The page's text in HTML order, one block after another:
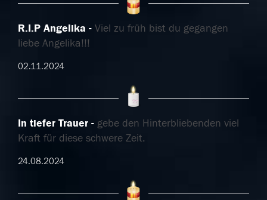
R.I.P Angelika
Viel zu früh bist du gegangen
liebe Angelika!!!
02.11.2024
In tiefer Trauer
gebe den Hinterbliebenden viel
Kraft für diese schwere Zeit.
24.08.2024